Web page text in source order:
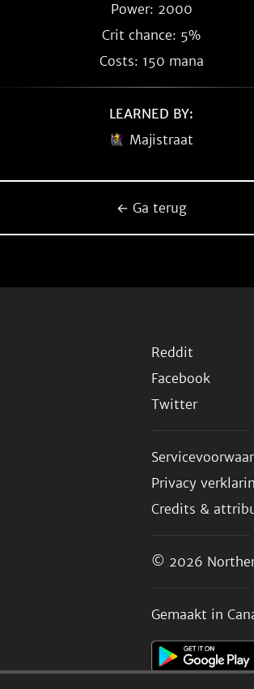
Power: 2000
Crit chance: 5%
Costs: 150 mana
LEARNED BY:
Majistraat
← Ga terug
Reddit
Facebook
Twitter
Privacy
Credits &
© 2026
Gemaakt in